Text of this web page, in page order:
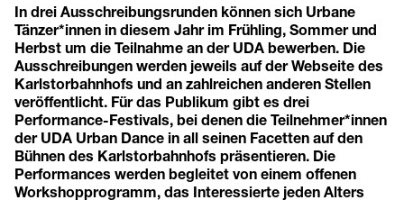
In drei Ausschreibungsrunden können sich Urbane
Tänzer*innen in diesem Jahr im Frühling, Sommer und
Herbst um die Teilnahme an der UDA bewerben. Die
Ausschreibungen werden jeweils auf der Webseite des
Karlstorbahnhofs und an zahlreichen anderen Stellen
veröffentlicht. Für das Publikum gibt es drei
Performance-Festivals, bei denen die Teilnehmer*innen
der UDA Urban Dance in all seinen Facetten auf den
Bühnen des Karlstorbahnhofs präsentieren. Die
Performances werden begleitet von einem offenen
Workshopprogramm, das Interessierte jeden Alters